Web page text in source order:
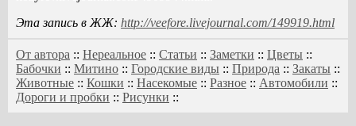
Эта запись в ЖЖ: http://veefore.livejournal.com/149919.html
От автора :: Нереальное :: Статьи :: Заметки :: Цветы ::
Бабочки :: Митино :: Городские виды :: Природа :: Закаты ::
Животные :: Кошки :: Насекомые :: Разное :: Автомобили ::
Дороги и пробки :: Рисунки ::